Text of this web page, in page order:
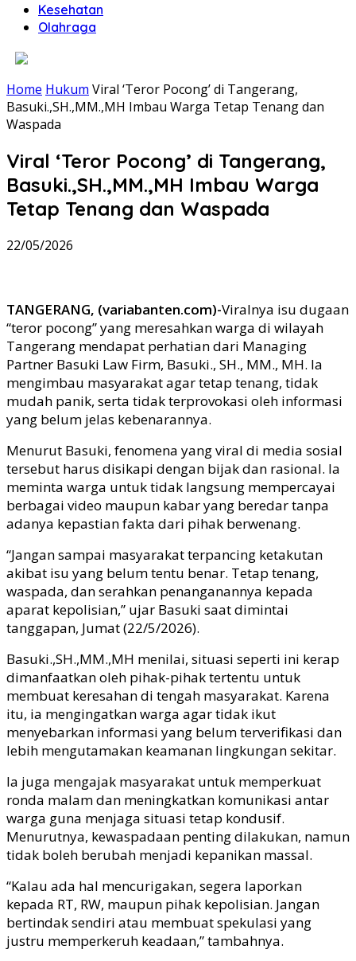
Kesehatan
Olahraga
Home Hukum Viral ‘Teror Pocong’ di Tangerang,
Basuki.,SH.,MM.,MH Imbau Warga Tetap Tenang dan
Waspada
Viral ‘Teror Pocong’ di Tangerang,
Basuki.,SH.,MM.,MH Imbau Warga
Tetap Tenang dan Waspada
22/05/2026
TANGERANG, (variabanten.com)-Viralnya isu dugaan
“teror pocong” yang meresahkan warga di wilayah
Tangerang mendapat perhatian dari Managing
Partner Basuki Law Firm, Basuki., SH., MM., MH. Ia
mengimbau masyarakat agar tetap tenang, tidak
mudah panik, serta tidak terprovokasi oleh informasi
yang belum jelas kebenarannya.
Menurut Basuki, fenomena yang viral di media sosial
tersebut harus disikapi dengan bijak dan rasional. Ia
meminta warga untuk tidak langsung mempercayai
berbagai video maupun kabar yang beredar tanpa
adanya kepastian fakta dari pihak berwenang.
“Jangan sampai masyarakat terpancing ketakutan
akibat isu yang belum tentu benar. Tetap tenang,
waspada, dan serahkan penanganannya kepada
aparat kepolisian,” ujar Basuki saat dimintai
tanggapan, Jumat (22/5/2026).
Basuki.,SH.,MM.,MH menilai, situasi seperti ini kerap
dimanfaatkan oleh pihak-pihak tertentu untuk
membuat keresahan di tengah masyarakat. Karena
itu, ia mengingatkan warga agar tidak ikut
menyebarkan informasi yang belum terverifikasi dan
lebih mengutamakan keamanan lingkungan sekitar.
Ia juga mengajak masyarakat untuk memperkuat
ronda malam dan meningkatkan komunikasi antar
warga guna menjaga situasi tetap kondusif.
Menurutnya, kewaspadaan penting dilakukan, namun
tidak boleh berubah menjadi kepanikan massal.
“Kalau ada hal mencurigakan, segera laporkan
kepada RT, RW, maupun pihak kepolisian. Jangan
bertindak sendiri atau membuat spekulasi yang
justru memperkeruh keadaan,” tambahnya.